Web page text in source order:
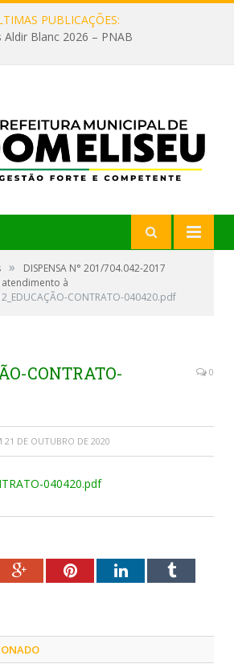
PUBLICAÇÕES:
Aldir Blanc 2026 – PNAB
»
DISPENSA N° 201/704.042-2017
à
CONTRATO-040420.pdf
CONTRATO-
0
21 DE OUTUBRO DE 2020
040420.pdf
Google+PinterestLinkedInTumblr